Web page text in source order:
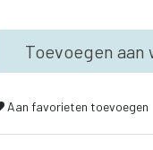
Toevoegen aan
Aan favorieten toevoegen